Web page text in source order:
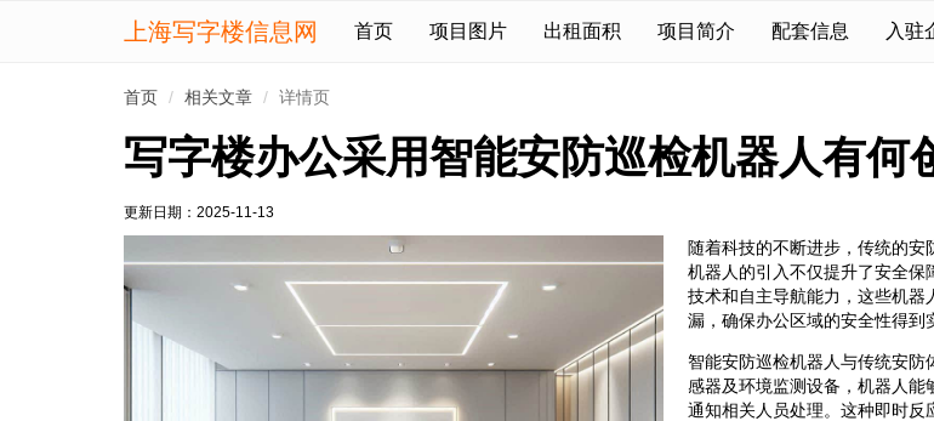
上海写字楼信息网 首页 项目图片 出租面积 项目简介 配套信息 入驻
首页 相关文章 详情页
写字楼办公采用智能安防巡检机器人有何
更新日期： 2025-11-13
随着科技的不断进步，传统的
机器人的引入不仅提升了安全保
技术和自主导航能力，这些机
漏，确保办公区域的安全性得到
智能安防巡检机器人与传统安
感器及环境监测设备，机器人
通知相关人员处理。这种即时反